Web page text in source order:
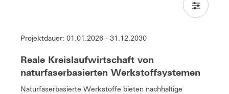
Projektdauer: 01.01.2026 - 31.12.2030
Reale Kreislaufwirtschaft von
naturfaserbasierten Werkstoffsystemen
Naturfaserbasierte Werkstoffe bieten nachhaltige